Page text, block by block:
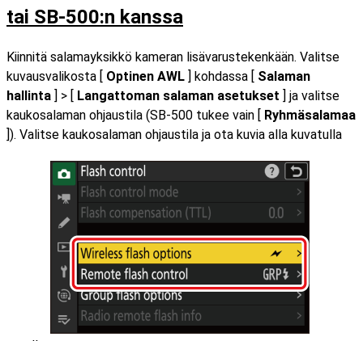
tai SB-500:n kanssa
Kiinnitä salamayksikkö kameran lisävarustekenkään. Valitse
kuvausvalikosta [ Optinen AWL ] kohdassa [ Salaman
hallinta ] > [ Langattoman salaman asetukset ] ja valitse
kaukosalaman ohjaustila (SB-500 tukee vain [ Ryhmäsalamaa
]). Valitse kaukosalaman ohjaustila ja ota kuvia alla kuvatulla